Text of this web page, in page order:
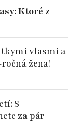
Ktoré z
vlasmi a
žena!
S
za pár